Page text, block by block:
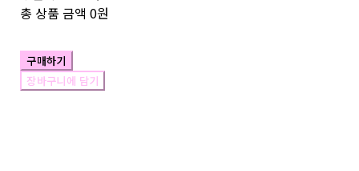
총 상품 금액 0원
구매하기
장바구니에 담기